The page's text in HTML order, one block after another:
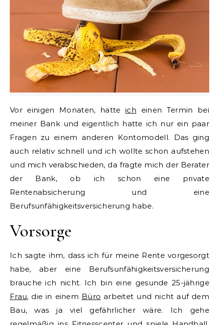
Vor einigen Monaten, hatteich einen Termin bei
meiner Bank und eigentlich hatte ich nur ein paar
Fragen zu einem anderen Kontomodell. Das ging
auch relativ schnell und ich wollte schon aufstehen
und mich verabschieden, da fragte mich der Berater
der Bank, ob ich schon eine private
Rentenabsicherung und eine
Berufsunfähigkeitsversicherung habe.
Vorsorge
Ich sagte ihm, dass ich für meine Rente vorgesorgt
habe, aber eine Berufsunfähigkeitsversicherung
brauche ich nicht. Ich bin eine gesunde 25-jährige
Frau, die in einem Büro arbeitet und nicht auf dem
Bau, was ja viel gefährlicher wäre. Ich gehe